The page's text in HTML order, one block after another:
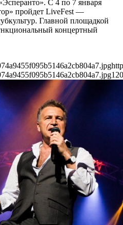
С 4 по 7 января
пройдет LiveFest —
Главной площадкой
концертный